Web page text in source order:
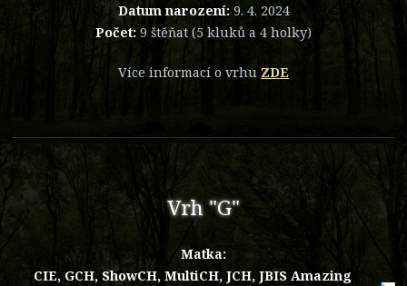
Datum narození:9. 4. 2024
Počet: 9 štěňat (5 kluků a 4 holky)
Více informací o vrhu ZDE
Vrh "G"
Matka:
CIE, GCH, ShowCH, MultiCH, JCH, JBIS Amazing